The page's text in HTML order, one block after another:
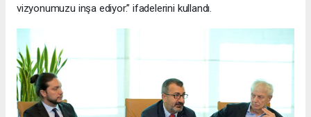
vizyonumuzu inşa ediyor.” ifadelerini kullandı.